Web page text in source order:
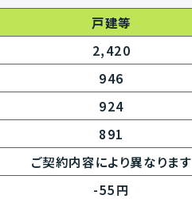
戸建等
2,420
946
924
891
ご契約内容により異なります
-55円